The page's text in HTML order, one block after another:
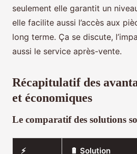
seulement elle garantit un
elle facilite aussi l’accès aux
long terme. Ça se discute,
aussi le service après-vente.
Récapitulatif des
et économiques
Le comparatif des solutions
⚡ 🔋 Solution